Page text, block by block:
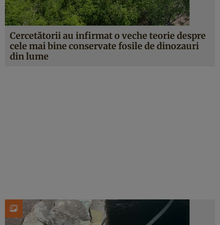
Cercetătorii au infirmat o veche teorie despre
cele mai bine conservate fosile de dinozauri
din lume